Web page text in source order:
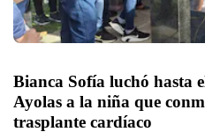
Bianca Sofía luchó hasta
Ayolas a la niña que
trasplante cardíaco